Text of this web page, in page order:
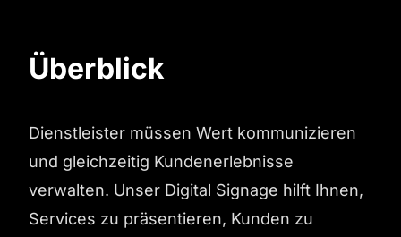
Überblick
Dienstleister müssen Wert kommunizieren
und gleichzeitig Kundenerlebnisse
verwalten. Unser Digital Signage hilft Ihnen,
Services zu präsentieren, Kunden zu